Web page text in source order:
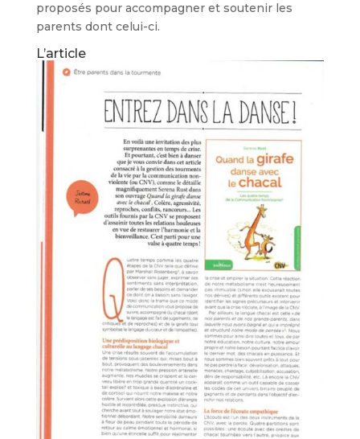
proposés pour accompagner et soutenir les
parents dont celui-ci.
L’article